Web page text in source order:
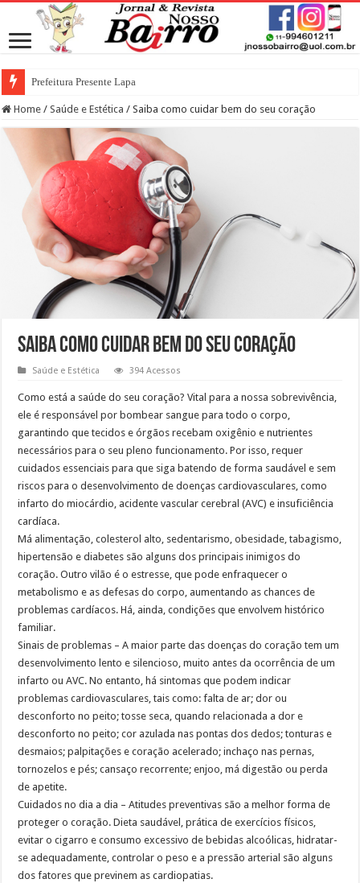
Prefeitura Presente Lapa
Home / Saúde e Estética / Saiba como cuidar bem do seu coração
Saiba como cuidar bem do seu coração
Saúde e Estética 394 Acessos
Como está a saúde do seu coração? Vital para a nossa sobrevivência,
ele é responsável por bombear sangue para todo o corpo,
garantindo que tecidos e órgãos recebam oxigênio e nutrientes
necessários para o seu pleno funcionamento. Por isso, requer
cuidados essenciais para que siga batendo de forma saudável e sem
riscos para o desenvolvimento de doenças cardiovasculares, como
infarto do miocárdio, acidente vascular cerebral (AVC) e insuficiência
cardíaca.
Má alimentação, colesterol alto, sedentarismo, obesidade, tabagismo,
hipertensão e diabetes são alguns dos principais inimigos do
coração. Outro vilão é o estresse, que pode enfraquecer o
metabolismo e as defesas do corpo, aumentando as chances de
problemas cardíacos. Há, ainda, condições que envolvem histórico
familiar.
Sinais de problemas – A maior parte das doenças do coração tem um
desenvolvimento lento e silencioso, muito antes da ocorrência de um
infarto ou AVC. No entanto, há sintomas que podem indicar
problemas cardiovasculares, tais como: falta de ar; dor ou
desconforto no peito; tosse seca, quando relacionada a dor e
desconforto no peito; cor azulada nas pontas dos dedos; tonturas e
desmaios; palpitações e coração acelerado; inchaço nas pernas,
tornozelos e pés; cansaço recorrente; enjoo, má digestão ou perda
de apetite.
Cuidados no dia a dia – Atitudes preventivas são a melhor forma de
proteger o coração. Dieta saudável, prática de exercícios físicos,
evitar o cigarro e consumo excessivo de bebidas alcoólicas, hidratar-
se adequadamente, controlar o peso e a pressão arterial são alguns
dos fatores que previnem as cardiopatias.